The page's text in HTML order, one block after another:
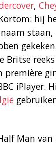
,
hij
Britse
iPlayer.
Man van